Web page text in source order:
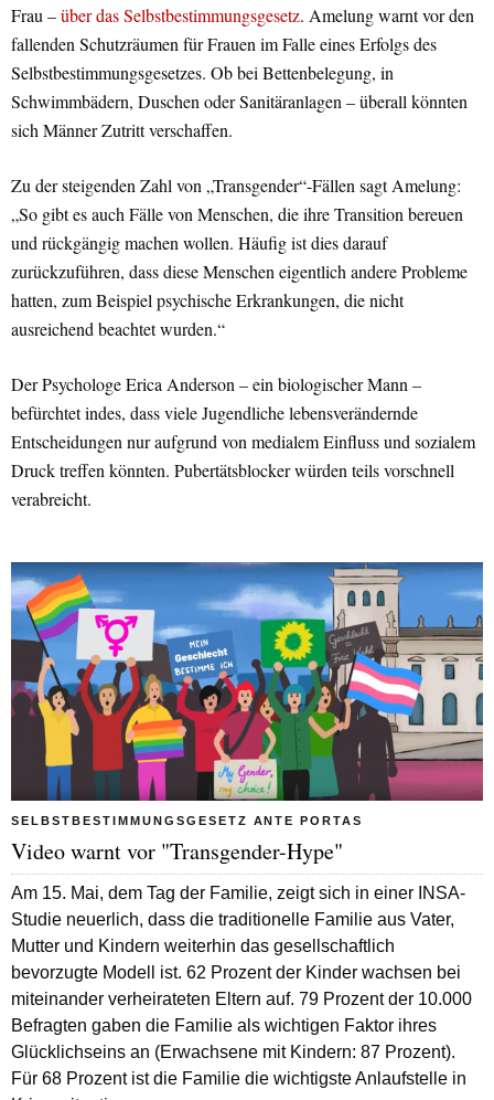
Frau –über das Selbstbestimmungsgesetz. Amelung warnt vor den
fallenden Schutzräumen für Frauen im Falle eines Erfolgs des
Selbstbestimmungsgesetzes. Ob bei Bettenbelegung, in
Schwimmbädern, Duschen oder Sanitäranlagen – überall könnten
sich Männer Zutritt verschaffen.
Zu der steigenden Zahl von „Transgender“-Fällen sagt Amelung:
„So gibt es auch Fälle von Menschen, die ihre Transition bereuen
und rückgängig machen wollen. Häufig ist dies darauf
zurückzuführen, dass diese Menschen eigentlich andere Probleme
hatten, zum Beispiel psychische Erkrankungen, die nicht
ausreichend beachtet wurden.“
Der Psychologe Erica Anderson – ein biologischer Mann –
befürchtet indes, dass viele Jugendliche lebensverändernde
Entscheidungen nur aufgrund von medialem Einfluss und sozialem
Druck treffen könnten. Pubertätsblocker würden teils vorschnell
verabreicht.
SELBSTBESTIMMUNGSGESETZ ANTE PORTAS
Video warnt vor "Transgender-Hype"
Am 15. Mai, dem Tag der Familie, zeigt sich in einer INSA-
Studie neuerlich, dass die traditionelle Familie aus Vater,
Mutter und Kindern weiterhin das gesellschaftlich
bevorzugte Modell ist. 62 Prozent der Kinder wachsen bei
miteinander verheirateten Eltern auf. 79 Prozent der 10.000
Befragten gaben die Familie als wichtigen Faktor ihres
Glücklichseins an (Erwachsene mit Kindern: 87 Prozent).
Für 68 Prozent ist die Familie die wichtigste Anlaufstelle in